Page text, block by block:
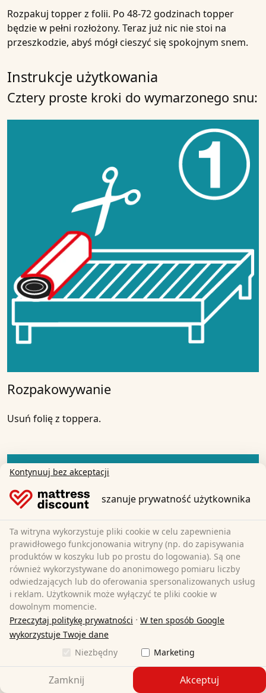
Rozpakuj topper z folii. Po 48-72 godzinach topper
będzie w pełni rozłożony. Teraz już nic nie stoi na
przeszkodzie, abyś mógł cieszyć się spokojnym snem.
Instrukcje użytkowania
Cztery proste kroki do wymarzonego snu:
Rozpakowywanie
Usuń folię z toppera.
Kontynuuj bez akceptacji
szanuje prywatność użytkownika
Ta witryna wykorzystuje pliki cookie w celu zapewnienia
prawidłowego funkcjonowania witryny (np. do zapisywania
produktów w koszyku lub po prostu do logowania). Są one
również wykorzystywane do anonimowego pomiaru liczby
odwiedzających lub do oferowania spersonalizowanych usług
i reklam. Użytkownik może wyłączyć te pliki cookie w
dowolnym momencie.
Przeczytaj politykę prywatności · W ten sposób Google
wykorzystuje Twoje dane
Niezbędny
Marketing
Zamknij Akceptuj